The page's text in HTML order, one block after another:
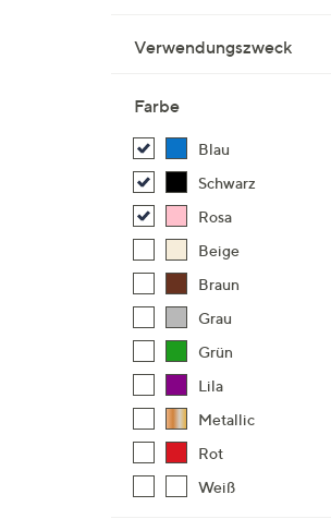
Verwendungszweck
Farbe
Blau
Schwarz
Rosa
Beige
Braun
Grau
Grün
Lila
Metallic
Rot
Weiß